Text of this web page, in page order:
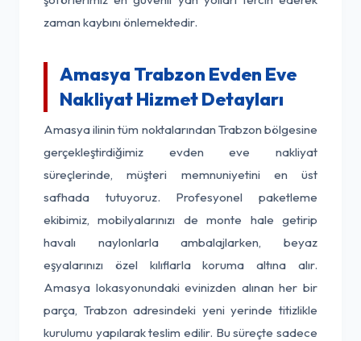
zaman kaybını önlemektedir.
Amasya Trabzon Evden Eve
Nakliyat Hizmet Detayları
Amasya ilinin tüm noktalarından Trabzon bölgesine
gerçekleştirdiğimiz evden eve nakliyat
süreçlerinde, müşteri memnuniyetini en üst
safhada tutuyoruz. Profesyonel paketleme
ekibimiz, mobilyalarınızı de monte hale getirip
havalı naylonlarla ambalajlarken, beyaz
eşyalarınızı özel kılıflarla koruma altına alır.
Amasya lokasyonundaki evinizden alınan her bir
parça, Trabzon adresindeki yeni yerinde titizlikle
kurulumu yapılarak teslim edilir. Bu süreçte sadece